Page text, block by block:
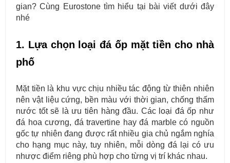
gian? Cùng Eurostone tìm hiểu tại bài viết dưới đây
nhé
1. Lựa chọn loại đá ốp mặt tiền cho nhà
phố
Mặt tiền là khu vực chịu nhiều tác động từ thiên nhiên
nên vật liệu cứng, bền màu với thời gian, chống thấm
nước tốt sẽ là ưu tiên hàng đầu. Các loại đá ốp như
đá hoa cương, đá travertine hay đá marble có nguồn
gốc tự nhiên đang được rất nhiều gia chủ ngắm nghía
cho hạng mục này, tuy nhiên, mỗi dòng đá lại có ưu
nhược điểm riêng phù hợp cho từng vị trí khác nhau.